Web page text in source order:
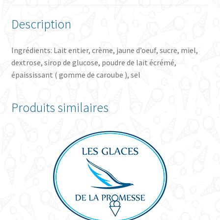
Description
Ingrédients: Lait entier, crème, jaune d’oeuf, sucre, miel,
dextrose, sirop de glucose, poudre de lait écrémé,
épaississant ( gomme de caroube ), sel
Produits similaires